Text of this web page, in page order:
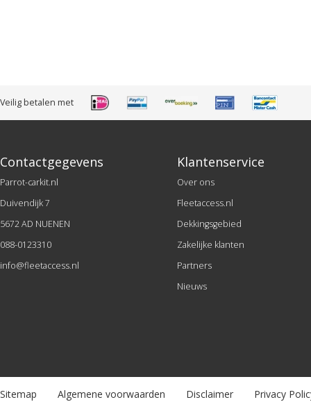
Veilig betalen met
Contactgegevens
Parrot-carkit.nl
Duivendijk 7
5672 AD NUENEN
088-0123310
info@fleetaccess.nl
Klantenservice
Over ons
Fleetaccess.nl
Dekkingsgebied
Zakelijke klanten
Partners
Nieuws
Sitemap Algemene voorwaarden Disclaimer Privacy